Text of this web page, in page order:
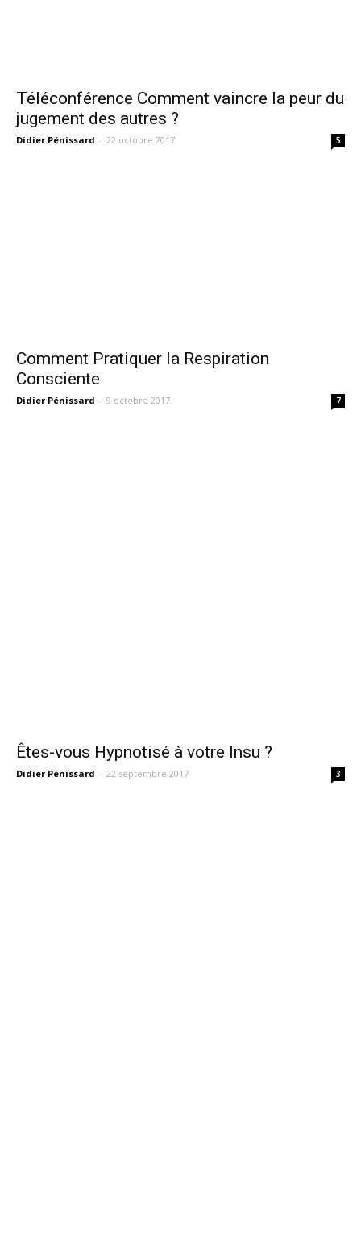
Téléconférence Comment vaincre la peur du
jugement des autres ?
Didier Pénissard - 22 octobre 2017 5
Comment Pratiquer la Respiration
Consciente
Didier Pénissard - 9 octobre 2017 7
Êtes-vous Hypnotisé à votre Insu ?
Didier Pénissard - 22 septembre 2017 3